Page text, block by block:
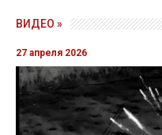
ВИДЕО »
27 апреля 2026